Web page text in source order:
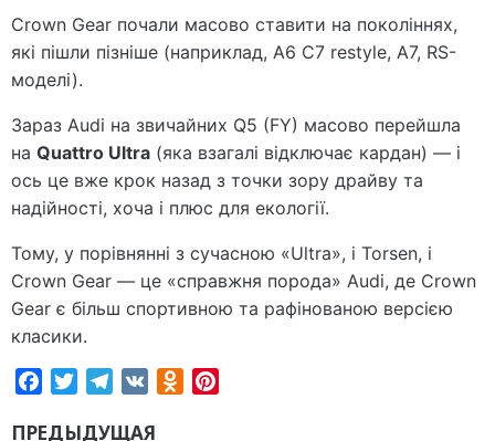
Crown Gear почали масово ставити на поколіннях,
які пішли пізніше (наприклад, A6 C7 restyle, A7, RS-
моделі).
Зараз Audi на звичайних Q5 (FY) масово перейшла
на Quattro Ultra (яка взагалі відключає кардан) — і
ось це вже крок назад з точки зору драйву та
надійності, хоча і плюс для екології.
Тому, у порівнянні з сучасною «Ultra», і Torsen, і
Crown Gear — це «справжня порода» Audi, де Crown
Gear є більш спортивною та рафінованою версією
класики.
FacebookTwitterTelegram
VK Odnoklassniki
ПРЕДЫДУЩАЯ